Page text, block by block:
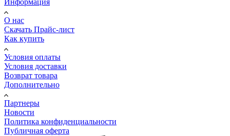
Информация
О нас
Скачать Прайс-лист
Как купить
Условия оплаты
Условия доставки
Возврат товара
Дополнительно
Партнеры
Новости
Политика конфиденциальности
Публичная оферта